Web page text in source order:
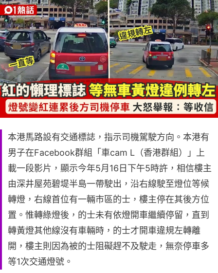
本港馬路設有交通標誌，指示司機駕駛方向。本港有
男子在Facebook群組「車cam L（香港群組）」上
載一段影片，顯示今年5月16日下午5時許，相信樓主
由深井屋苑碧堤半島一帶駛出，沿右線駛至燈位等候
轉燈，右線首位有一輛市區的士，樓主停在其後方位
置。惟轉綠燈後，的士未有依燈開車繼續停留，直到
轉黃燈其他線沒有車輛時，的士才開車違規左轉離
開，樓主則因為被的士阻礙趕不及駛走，無奈停車多
等1次交通燈號。